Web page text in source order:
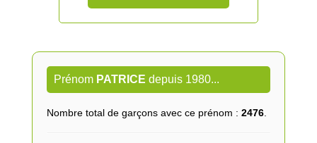
Prénom PATRICE depuis 1980...
Nombre total de garçons avec ce prénom : 2476.